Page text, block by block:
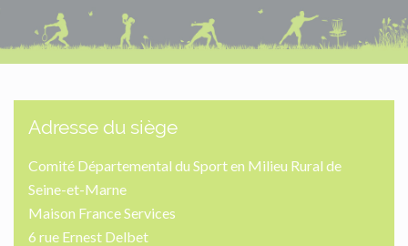
Adresse du siège
Comité Départemental du Sport en Milieu Rural de
Seine-et-Marne
Maison France Services
6 rue Ernest Delbet